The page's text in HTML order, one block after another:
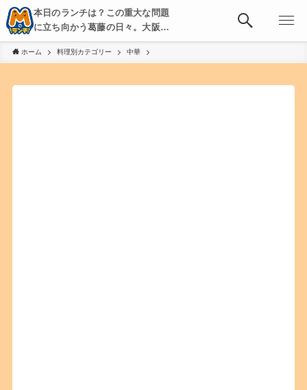
本日のランチは？この重大な問題
に立ち向かう葛藤の日々。大阪・
京都・神戸を中心とした食べ歩
き、飲み歩きを綴る。
ホーム 料理別カテゴリー 中華